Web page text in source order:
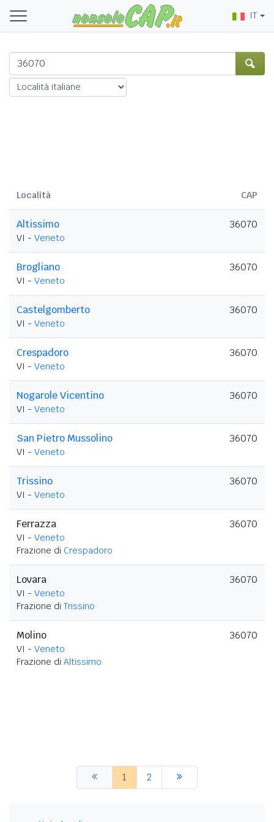
IT
Località CAP
Altissimo
VI - Veneto
36070
Brogliano
VI - Veneto
36070
Castelgomberto
VI - Veneto
36070
Crespadoro
VI - Veneto
36070
Nogarole Vicentino
VI - Veneto
36070
San Pietro Mussolino
VI - Veneto
36070
Trissino
VI - Veneto
36070
Ferrazza
VI - Veneto
Frazione di Crespadoro
36070
Lovara
VI - Veneto
Frazione di Trissino
36070
Molino
VI - Veneto
Frazione di Altissimo
36070
1 2